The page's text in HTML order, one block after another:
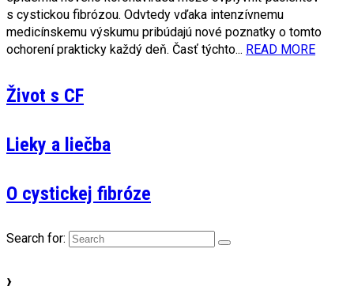
s cystickou fibrózou. Odvtedy vďaka intenzívnemu
medicínskemu výskumu pribúdajú nové poznatky o tomto
ochorení prakticky každý deň. Časť týchto... READ MORE
Život s CF
Lieky a liečba
O cystickej fibróze
Search for:
›